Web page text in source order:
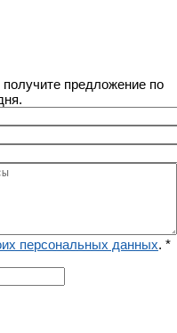
предложение по
персональных данных. *